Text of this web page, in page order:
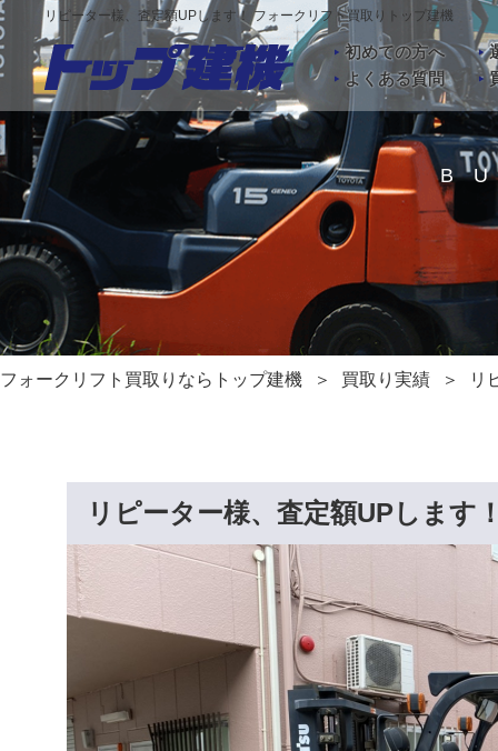
リピーター様、査定額UPします！ フォークリフト買取りトップ建機
初めての方へ
よくある質問
フォークリフト買取りならトップ建機 買取り実績 リ
リピーター様、査定額UPします